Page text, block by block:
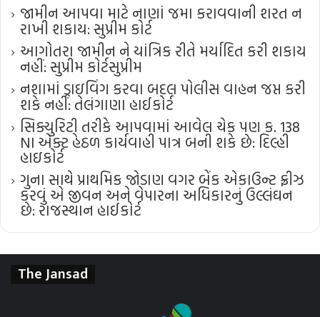
જામીન આપવા માટે નાણાં જમા કરાવવાની શરત ન
રાખી શકાય: સુપ્રીમ કોર્ટ
આગોતરા જામીન ને યાંત્રિક રીતે મર્યાદિત કરી શકાય
નહીં: સુપ્રીમ કોર્ટ​સુપ્રીમ
નશામાં ડ્રાઇવિંગ કરવા બદલ પોલીસ વાહન જપ્ત કરી
શકે નહીં: તેલંગાણા હાઈકોર્ટ
સિક્યુરિટી તરીકે આપવામાં આવેલ ચેક પણ ક. 138
NI એક્ટ હેઠળ કાર્યવાહી પાત્ર બની શકે છે: દિલ્હી
હાઇકોર્ટ
ગુના સાથે પ્રાથમિક જોડાણ વગર બેંક એકાઉન્ટ ફ્રીઝ
કરવું એ જીવન અને વેપારના અધિકારનું ઉલ્લંઘન
છે: રાજસ્થાન હાઈકોર્ટ
The Jansad